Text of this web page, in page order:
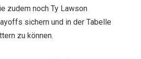
zudem noch Ty Lawson
sichern und in der Tabelle
zu können.